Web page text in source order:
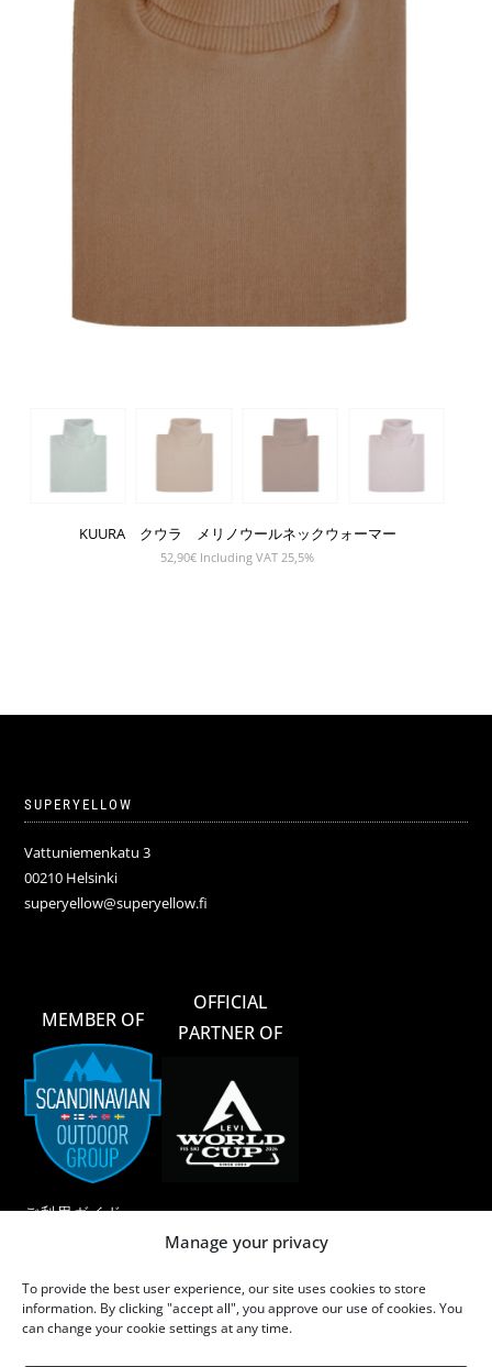
Manage your privacy
To provide the best user experience, our site uses cookies to store
information. By clicking "accept all", you approve our use of cookies. You
can change your cookie settings at any time.
KUURA クウラ メリノウールネックウォーマー
52,90€ Including VAT 25,5%
SUPERYELLOW
Vattuniemenkatu 3
00210 Helsinki
superyellow@superyellow.fi
MEMBER OF
OFFICIAL
PARTNER OF
ご利用ガイド
メリノウール
メリノウールのお手入れ